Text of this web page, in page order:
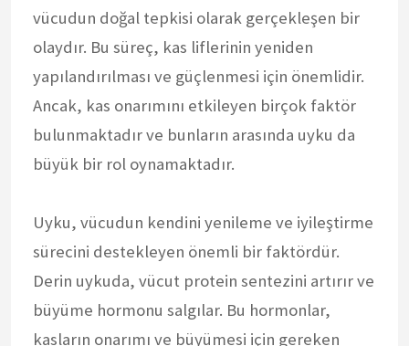
vücudun doğal tepkisi olarak gerçekleşen bir
olaydır. Bu süreç, kas liflerinin yeniden
yapılandırılması ve güçlenmesi için önemlidir.
Ancak, kas onarımını etkileyen birçok faktör
bulunmaktadır ve bunların arasında uyku da
büyük bir rol oynamaktadır.
Uyku, vücudun kendini yenileme ve iyileştirme
sürecini destekleyen önemli bir faktördür.
Derin uykuda, vücut protein sentezini artırır ve
büyüme hormonu salgılar. Bu hormonlar,
kasların onarımı ve büyümesi için gereken